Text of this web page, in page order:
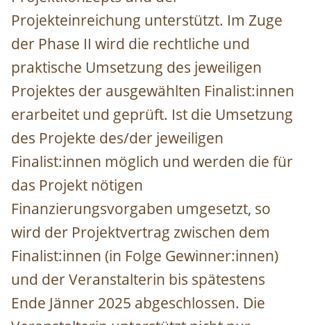
Projekteinreichung unterstützt. Im Zuge
der Phase II wird die rechtliche und
praktische Umsetzung des jeweiligen
Projektes der ausgewählten Finalist:innen
erarbeitet und geprüft. Ist die Umsetzung
des Projekte des/der jeweiligen
Finalist:innen möglich und werden die für
das Projekt nötigen
Finanzierungsvorgaben umgesetzt, so
wird der Projektvertrag zwischen dem
Finalist:innen (in Folge Gewinner:innen)
und derVeranstalterin bis spätestens
Ende Jänner 2025 abgeschlossen. Die